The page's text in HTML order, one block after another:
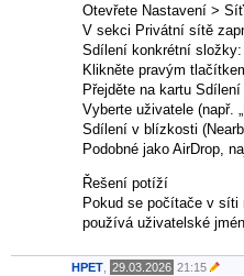
Otevřete Nastavení >
V sekci Privátní sítě
Sdílení konkrétní složky:
Klikněte pravým
Přejděte na kartu
Vyberte uživatele (např.
Sdílení v blízkosti
Podobné jako AirDrop,
Řešení potíží
Pokud se počítače v síti
používá uživatelské
HPET 29.03.2026 21:15